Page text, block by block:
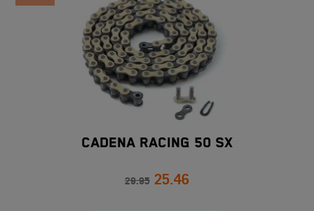
CADENA RACING 50 SX
29.95 25.46